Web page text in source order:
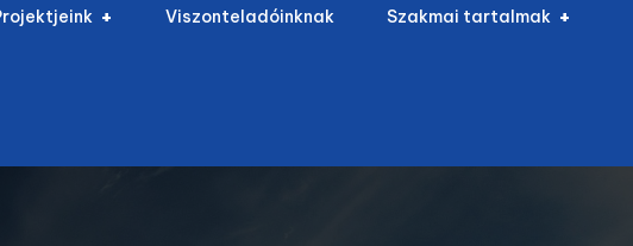
Viszonteladóinknak Szakmai tartalmak